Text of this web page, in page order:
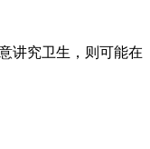
讲究卫生，则可能在